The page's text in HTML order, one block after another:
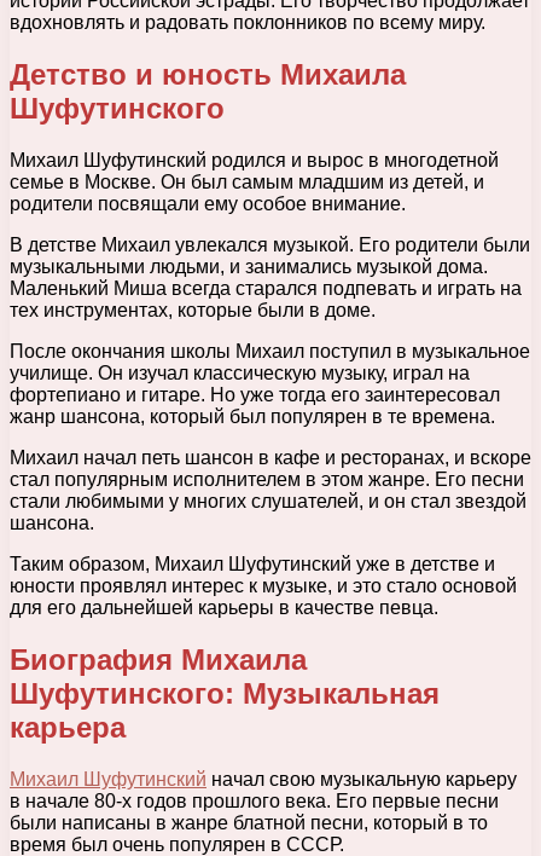
вдохновлять и радовать поклонников по всему миру.
Детство и юность Михаила
Шуфутинского
Михаил Шуфутинский родился и вырос в многодетной
семье в Москве. Он был самым младшим из детей, и
родители посвящали ему особое внимание.
В детстве Михаил увлекался музыкой. Его родители были
музыкальными людьми, и занимались музыкой дома.
Маленький Миша всегда старался подпевать и играть на
тех инструментах, которые были в доме.
После окончания школы Михаил поступил в музыкальное
училище. Он изучал классическую музыку, играл на
фортепиано и гитаре. Но уже тогда его заинтересовал
жанр шансона, который был популярен в те времена.
Михаил начал петь шансон в кафе и ресторанах, и вскоре
стал популярным исполнителем в этом жанре. Его песни
стали любимыми у многих слушателей, и он стал звездой
шансона.
Таким образом, Михаил Шуфутинский уже в детстве и
юности проявлял интерес к музыке, и это стало основой
для его дальнейшей карьеры в качестве певца.
Биография Михаила
Шуфутинского: Музыкальная
карьера
Михаил Шуфутинский начал свою музыкальную карьеру
в начале 80-х годов прошлого века. Его первые песни
были написаны в жанре блатной песни, который в то
время был очень популярен в СССР.